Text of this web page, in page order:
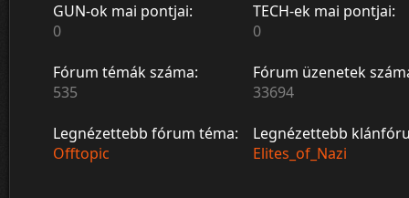
GUN-ok mai pontjai:
0
TECH-ek mai pontjai:
0
Fórum témák száma:
535
Fórum üzenetek
33694
Legnézettebb fórum téma:
Offtopic
Legnézettebb
Elites_of_Nazi